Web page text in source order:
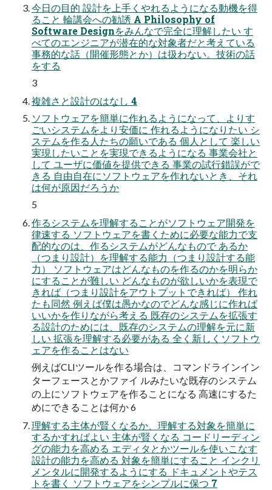
今日の目的 設計を上手くやれるようになる動機を得
ること 輪講会への勧誘 A Philosophy of
Software Designをみんなで完全に理解したい す
べてのエンジニアが潜在的な対象者だと考えている
事務的な話（開催形態とか）は扱わない。技術の話
をする
3
複雑さと設計のはなし 4
ソフトウェアを簡単に作れるようになって、よりす
ごいシステムをより安価に 作れるようになりたい シ
ステムを作る人たちの願いである 個人として 楽しい
実現したいことを実現できるようになる 事業会社と
して ユーザに価値を提供できる 事業の試行錯誤がで
きる 自由自在にソフトウェアを作れないとき、それ
は何が原因だろうか
5
作るシステムを理解することがソフトウェア開発を
律速する ソフトウェアを書くために必要な能力で支
配的なのは、作るシステムがどんなもので あるか
（つまり設計）を理解する能力（つまり設計する能
力） ソフトウェアはどんなものを作るのかを明らか
にすることが難しい どんなものが欲しいかを表現で
きれば（つまり設計をアウトプットできれば） 作れ
たも同然 例えば僕は愚かなのでどんな感じに作れば
いいかを作りながら考える 既存のシステムを拡張す
る設計のためには、既存のシステムの理解を元に新
しい 拡張を理解する必要がある 全く新しくソフトウ
ェアを作ることはない
例えばCLIツールを作る場合は、コマンドラインイン
ターフェースとかファイ ルみたいな既存のシステム
の上にソフトウェアを作ることになる 高速にするた
めにできることは何か 6
理解する主体が賢くなるか、理解する対象を簡単に
するかすればよい 主体が賢くなる コードリーディン
グの能力を高める エディタとかツールを使いこなす
設計の能力を高める 対象を簡単にすること インクリ
メンタルに開発するようにする ドキュメントやテス
トを書く ソフトウェアをシンプルに保つ 7